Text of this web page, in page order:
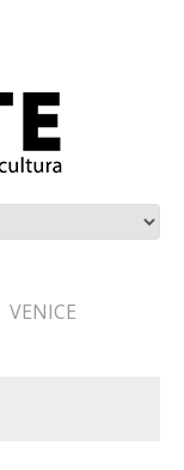
VENICE